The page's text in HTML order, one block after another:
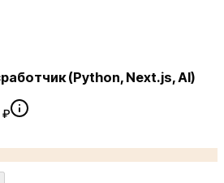
(Python, Next.js, AI)
₽